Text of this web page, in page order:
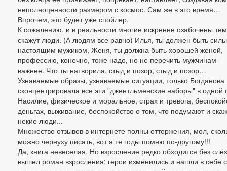
неполноценности размером с космос. Сам же в это время…
Впрочем, это будет уже спойлер.
К сожалению, и в реальности многие искренне озабочены
скажут люди. (А людям все равно) Илья, ты должен быть
настоящим мужиком, Женя, ты должна быть хорошей женой,
профессию, конечно, тоже надо, но не перечить мужчинам –
важнее. Что ты натворила, стыд и позор, стыд и позор…
Узнаваемые образы, узнаваемые ситуации, только Богданова
сконцентрировала все эти "джентльменские наборы" в одной
Насилие, физическое и моральное, страх и тревога,
деньгах, выживание, беспокойство о том, что подумают и
некие люди...
Множество отзывов в интернете полны отторжения, мол,
можно чернуху писать, вот я те годы помню по-другому!!!
Да, книга невеселая. Но взросление редко обходится без
вышел роман взросления: герои изменились и нашли в себе